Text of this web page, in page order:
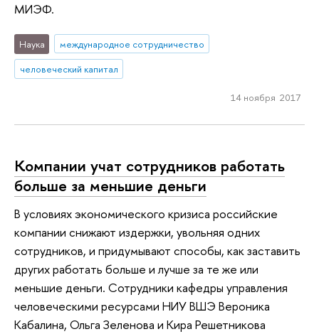
МИЭФ.
Наука
международное сотрудничество
человеческий капитал
14 ноября 2017
Компании учат сотрудников работать
больше за меньшие деньги
В условиях экономического кризиса российские
компании снижают издержки, увольняя одних
сотрудников, и придумывают способы, как заставить
других работать больше и лучше за те же или
меньшие деньги. Сотрудники кафедры управления
человеческими ресурсами НИУ ВШЭ Вероника
Кабалина, Ольга Зеленова и Кира Решетникова